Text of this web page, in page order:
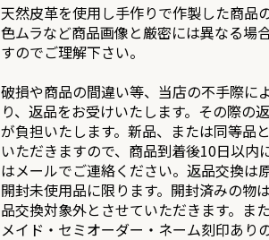
天然皮革を使用し手作りで作製した商品
色ムラなど商品画像と厳密には異なる場
すのでご理解下さい。
破損や商品の間違い等、当店の不手際に
り、返品をお受けいたします。その際の
が負担いたします。新品、または同等品
いただきますので、商品到着後10日以内
はメールでご連絡ください。返品交換は
開封未使用品に限ります。開封済みの物
品交換対象外とさせていただきます。ま
メイド・セミオーダー・ネーム刻印あり